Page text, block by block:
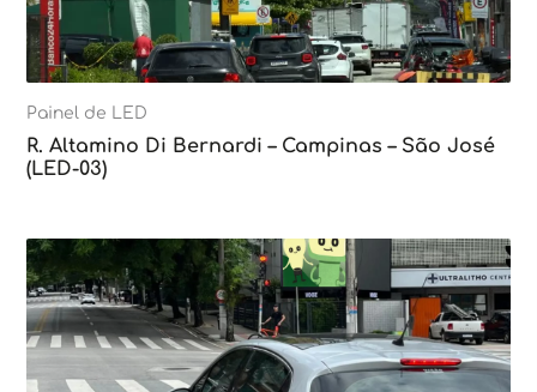
Painel de LED
R. Altamino Di Bernardi – Campinas – São José
(LED-03)